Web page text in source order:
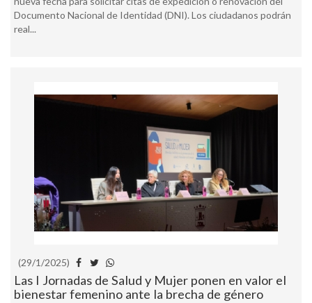
Documento Nacional de Identidad (DNI). Los ciudadanos podrán
real...
(29/1/2025)
Las I Jornadas de Salud y Mujer ponen en valor el
bienestar femenino ante la brecha de género